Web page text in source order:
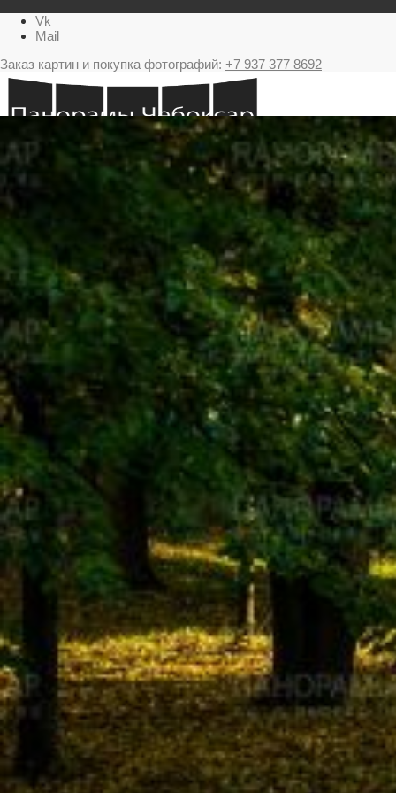
Vk
Mail
Заказ картин и покупка фотографий: +7 937 377 8692
Картина в подарок с видами Чебоксар
Фестиваль фейерверков в Чебоксарах
Ночные Чебоксары фотографии и панорамы
Салюты Чебоксары
Вечерние Чебоксары
Фото Чебоксары
О нас
Авторы
Как купить или заказать фотографию?
Фото чебоксар
Фото Чебоксар, Новочебоксарска и окрестностей
Каталог фотографий ЧебоксарЛучшие фотографии